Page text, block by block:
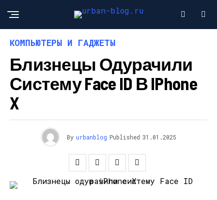
КОМПЬЮТЕРЫ И ГАДЖЕТЫ
Близнецы Одурачили
Систему Face ID В IPhone
X
By urbanblog Published 31.01.2025